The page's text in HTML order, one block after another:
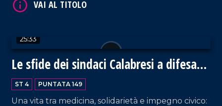
tante e complesse sfide del mondo odierno che la
25:33
Le sfide dei sindaci Calabresi a difesa
dei territori
ST 4 PUNTATA 149
Una vita tra medicina, solidarietà e impegno civico:
VAI AL TITOLO